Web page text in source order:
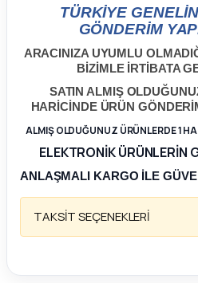
TÜRKİYE
GÖNDERİM
ARACINIZA UYUMLU
BİZİMLE İRTİBATA
SATIN ALMIŞ
HARİCİNDE ÜRÜN
ALMIŞ OLDUĞUNUZ ÜRÜNLERDE 1
ELEKTRONİK ÜRÜNLERİN
ANLAŞMALI KARGO İLE
TAKSİT SEÇENEKLERİ